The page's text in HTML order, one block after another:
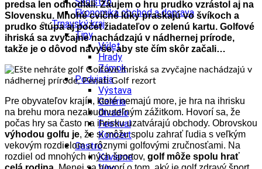
Ekonomika obchod a doprava
Trnavský kraj
Tipy
Výlet
Hrady
Zámok
Podujatia
Výstava
Galéria
Divadlo
Festival
Koncert
Gastro
Kaviarne
predsa len odhodlali. Záujem o hru prudko vzrástol aj na
Slovensku. Mnohé cvičné lúky praskajú vo švíkoch a
prudko stúpa aj počet žiadateľov o zelenú kartu. Golfové
ihriská sa zvyčajne nachádzajú v nádhernej prírode,
takže je o dôvod navyše, aby ste čím skôr začali…
Pre obyvateľov krajín, ktoré nemajú more, je hra na ihrisku
na brehu mora nezabudnuteľným zážitkom. Hovorí sa, že
počas hry sa často na ihrisku uzatvárajú obchody. Obrovskou
výhodou golfu je, že si môžu spolu zahrať ľudia s veľkým
vekovým rozdielom a rôznymi golfovými zručnosťami. Na
rozdiel od mnohých iných športov, golf môže spolu hrať